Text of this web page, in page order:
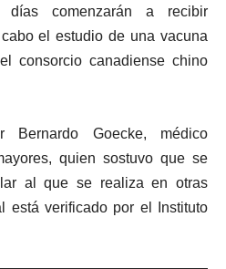
comenzarán a recibir
el estudio de una vacuna
consorcio canadiense chino
Goecke, médico
quien sostuvo que se
al que se realiza en otras
está verificado por el Instituto